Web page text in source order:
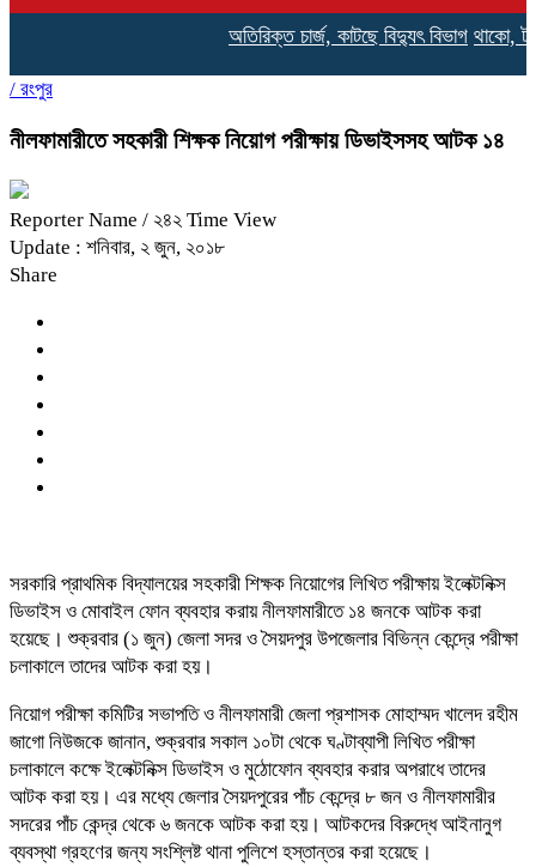
অতিরিক্ত চার্জ, কাটছে বিদ্যুৎ বিভাগ থাকো,
/ রংপুর
নীলফামারীতে সহকারী শিক্ষক নিয়োগ পরীক্ষায় ডিভাইসসহ আটক ১৪
Reporter Name / ২৪২ Time View
Update : শনিবার, ২ জুন, ২০১৮
Share
সরকারি প্রাথমিক বিদ্যালয়ের সহকারী শিক্ষক নিয়োগের লিখিত পরীক্ষায় ইলেক্টনিক্স
ডিভাইস ও মোবাইল ফোন ব্যবহার করায় নীলফামারীতে ১৪ জনকে আটক করা
হয়েছে। শুক্রবার (১ জুন) জেলা সদর ও সৈয়দপুর উপজেলার বিভিন্ন কেন্দ্রে পরীক্ষা
চলাকালে তাদের আটক করা হয়।
নিয়োগ পরীক্ষা কমিটির সভাপতি ও নীলফামারী জেলা প্রশাসক মোহাম্মদ খালেদ রহীম
জাগো নিউজকে জানান, শুক্রবার সকাল ১০টা থেকে ঘণ্টাব্যাপী লিখিত পরীক্ষা
চলাকালে কক্ষে ইলেক্টনিক্স ডিভাইস ও মুঠোফোন ব্যবহার করার অপরাধে তাদের
আটক করা হয়। এর মধ্যে জেলার সৈয়দপুরের পাঁচ কেন্দ্রে ৮ জন ও নীলফামারীর
সদরের পাঁচ কেন্দ্র থেকে ৬ জনকে আটক করা হয়। আটকদের বিরুদ্ধে আইনানুগ
ব্যবস্থা গ্রহণের জন্য সংশ্লিষ্ট থানা পুলিশে হস্তান্তর করা হয়েছে।